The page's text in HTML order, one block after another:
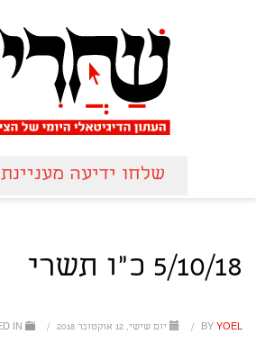
שלחו ידיעה מעניינת
5/10/18 כ"ו תשרי
BY YOEL
/ יום שישי, 12 אוקטובר 2018 /